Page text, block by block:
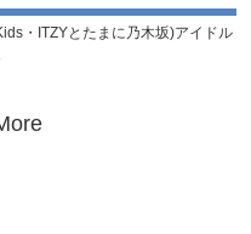
・ITZYとたまに乃木坂)アイドル